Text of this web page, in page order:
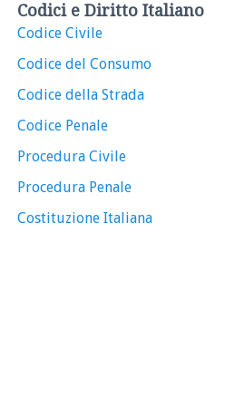
Codici e Diritto Italiano
Codice Civile
Codice del Consumo
Codice della Strada
Codice Penale
Procedura Civile
Procedura Penale
Costituzione Italiana